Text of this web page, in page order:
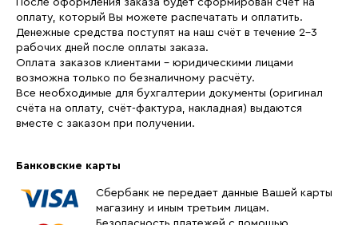
После оформления заказа будет сформирован счёт на
оплату, который Вы можете распечатать и оплатить.
Денежные средства поступят на наш счёт в течение 2-3
рабочих дней после оплаты заказа.
Оплата заказов клиентами - юридическими лицами
возможна только по безналичному расчёту.
Все необходимые для бухгалтерии документы (оригинал
счёта на оплату, счёт-фактура, накладная) выдаются
вместе с заказом при получении.
Банковские карты
Сбербанк не передает данные Вашей карты
магазину и иным третьим лицам.